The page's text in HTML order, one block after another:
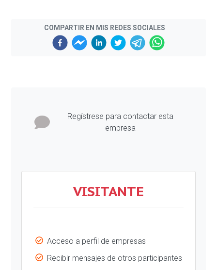
COMPARTIR EN MIS REDES SOCIALES
Regístrese para contactar esta
empresa
VISITANTE
Acceso a perfil de empresas
Recibir mensajes de otros participantes